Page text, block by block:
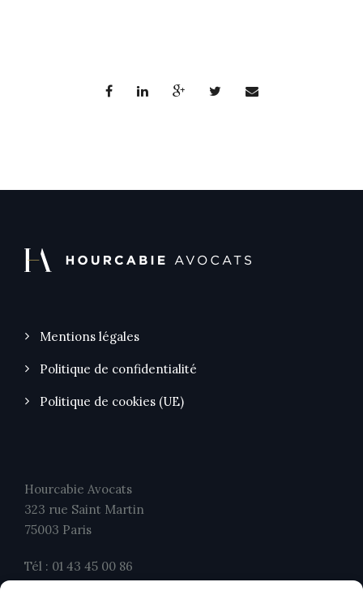
Mentions légales
Politique de confidentialité
Politique de cookies (UE)
Hourcabie Avocats
323 rue Saint Martin
75003 Paris
Tél : 01 43 45 00 86